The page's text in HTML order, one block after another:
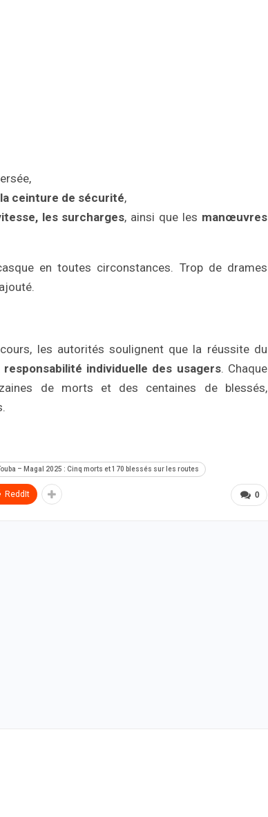
ceinture de sécurité,
les surcharges, ainsi que les manœuvres
en toutes circonstances. Trop de drames
les autorités soulignent que la réussite du
responsabilité individuelle des usagers. Chaque
de morts et des centaines de blessés,
– Magal 2025 : Cinq morts et 170 blessés sur les routes
0
ReddIt